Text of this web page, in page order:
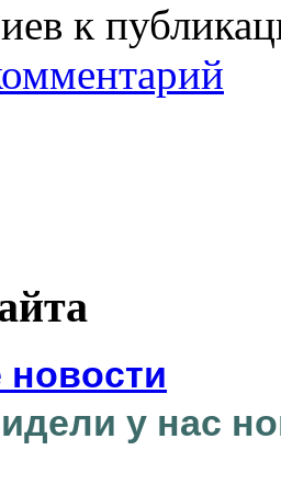
к
новости
у нас